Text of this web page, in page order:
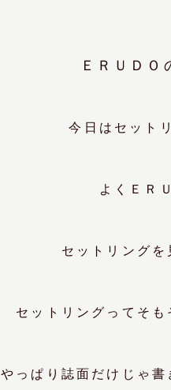
ＥＲＵＤ
今日はセット
よくＥＲ
セットリング
セットリングってそ
やっぱり誌面だけじゃ書